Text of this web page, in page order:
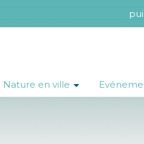
Nature en ville